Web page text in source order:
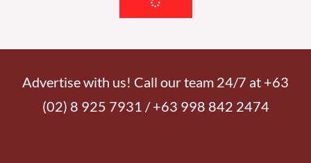
Advertise with us! Call our team 24/7 at +63
(02) 8 925 7931 / +63 998 842 2474